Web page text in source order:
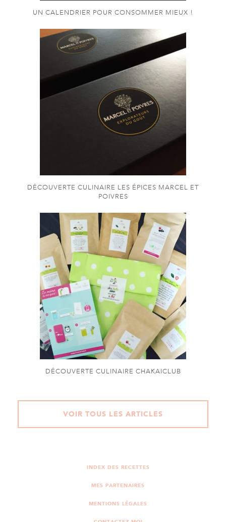
UN CALENDRIER POUR CONSOMMER MIEUX !
DÉCOUVERTE CULINAIRE LES ÉPICES MARCEL ET
POIVRES
DÉCOUVERTE CULINAIRE CHAKAICLUB
VOIR TOUS LES ARTICLES
INDEX DES RECETTES
MES PARTENAIRES
MENTIONS LÉGALES